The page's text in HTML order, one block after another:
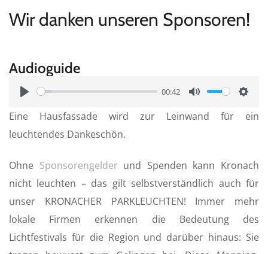
Wir danken unseren Sponsoren!
Audioguide
l
a
00:42
u
e
i
n
g
s
Eine Hausfassade wird zur Leinwand für ein
leuchtendes Dankeschön.
Ohne Sponsorengelder und Spenden kann Kronach
nicht leuchten – das gilt selbstverständlich auch für
unser KRONACHER PARKLEUCHTEN! Immer mehr
lokale Firmen erkennen die Bedeutung des
Lichtfestivals für die Region und darüber hinaus: Sie